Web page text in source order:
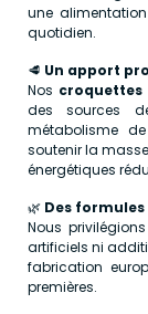
une
quotidien.
🥩 Un apport
Nos
des sources
métabolisme
soutenir la
énergétiques
🌿 Des
Nous
artificiels ni
fabrication
premières.